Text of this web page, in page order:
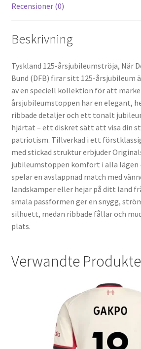
Recensioner (0)
Beskrivning
Tyskland 125-årsjubileumströja, När
Bund (DFB) firar sitt 125-årsjubileum
av en speciell kollektion för att
årsjubileumstoppen har en elegant,
ribbade detaljer och ett tonalt
hjärtat – ett diskret sätt att visa din
patriotism. Tillverkad i ett
med stickad struktur erbjuder
jubileumstoppen komfort i alla lägen
spelar en avslappnad match med
landskamper eller hejar på ditt land
smala passformen ger en snygg,
silhuett, medan ribbade fållar och
plats.
Verwandte Produkte